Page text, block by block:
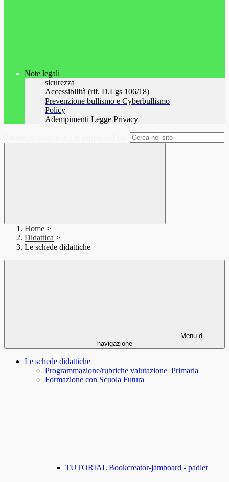
Note legali
sicurezza
Accessibilità (rif. D.Lgs 106/18)
Prevenzione bullismo e Cyberbullismo
Policy
Adempimenti Legge Privacy
Home >
Didattica >
Le schede didattiche
Menu di
navigazione
Le schede didattiche
Programmazione/rubriche valutazione_Primaria
Formazione con Scuola Futura
TUTORIAL Bookcreator-jamboard - padlet